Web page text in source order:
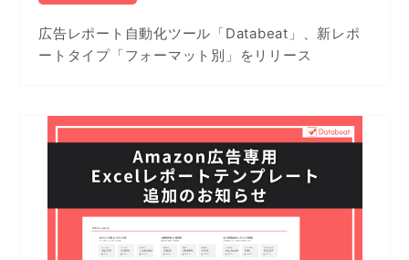
広告レポート自動化ツール「Databeat」、新レポ
ートタイプ「フォーマット別」をリリース